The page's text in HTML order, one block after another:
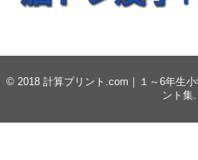
© 2018 計算プリント.com｜１～6年生
ント集.